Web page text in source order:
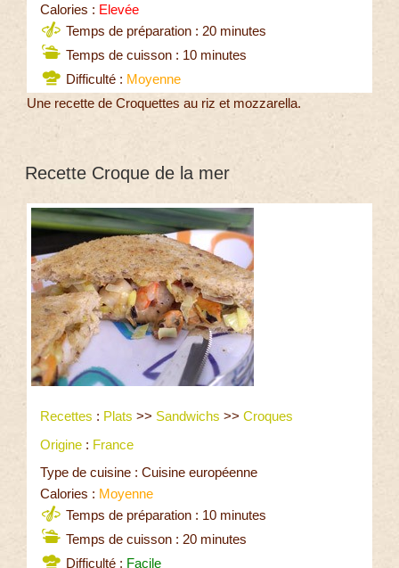
Calories : Elevée
Temps de préparation : 20 minutes
Temps de cuisson : 10 minutes
Difficulté : Moyenne
Une recette de Croquettes au riz et mozzarella.
Recette Croque de la mer
Recettes : Plats >> Sandwichs >> Croques
Origine : France
Type de cuisine : Cuisine européenne
Calories : Moyenne
Temps de préparation : 10 minutes
Temps de cuisson : 20 minutes
Difficulté : Facile